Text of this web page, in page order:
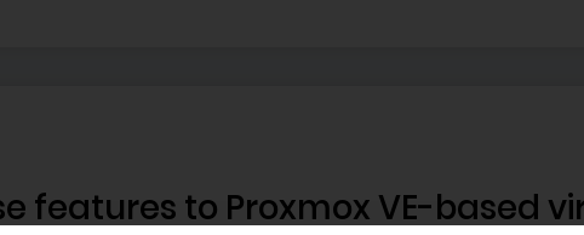
features to Proxmox VE-based